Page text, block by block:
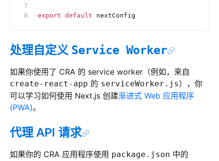
export default nextConfig
处理自定义 Service Worker
如果你使用了 CRA 的 service worker（例如，来自
create-react-app 的 serviceWorker.js），你
可以学习如何使用 Next.js 创建渐进式 Web 应用程序
(PWA)。
代理 API 请求
如果你的 CRA 应用程序使用 package.json 中的